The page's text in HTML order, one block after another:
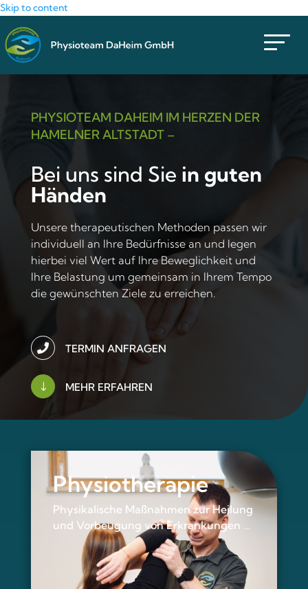
Skip to content
PHYSIOTEAM DAHEIM IM HERZEN DER
HAMELNER ALTSTADT –
Bei uns sind Sie in guten
Händen
Unsere therapeutischen Methoden passen wir
individuell an Ihre Bedürfnisse an und legen
hierbei viel Wert auf Ihre Beweglichkeit und
Ihre Belastung um gemeinsam in Ihrem Tempo
die gewünschten Ziele zu erreichen.
 TERMIN ANFRAGEN
" MEHR ERFAHREN
Physiotherapie
Physikalische Maßnahmen zur Heilung
und Vorbeugung von Erkrankungen …